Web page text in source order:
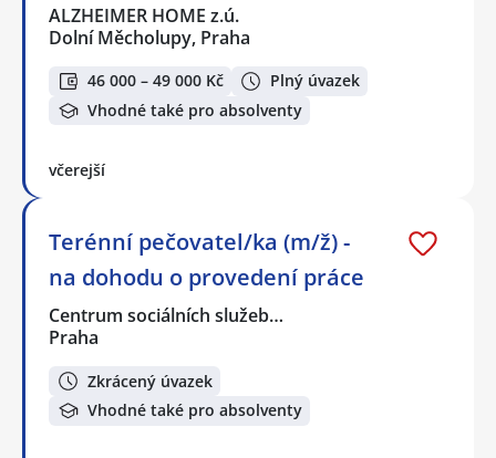
ALZHEIMER HOME z.ú.
Dolní Měcholupy, Praha
46 000 – 49 000 Kč
Plný úvazek
Vhodné také pro absolventy
včerejší
Terénní pečovatel/ka (m/ž) -
na dohodu o provedení práce
Centrum sociálních služeb…
Praha
Zkrácený úvazek
Vhodné také pro absolventy